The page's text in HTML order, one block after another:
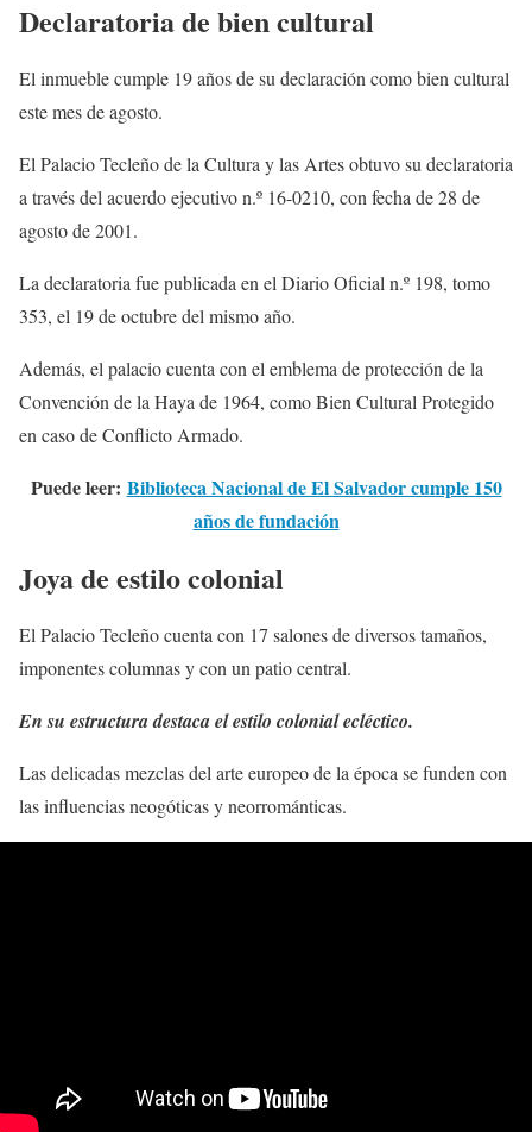
Declaratoria de bien cultural
El inmueble cumple 19 años de su declaración como bien cultural
este mes de agosto.
El Palacio Tecleño de la Cultura y las Artes obtuvo su declaratoria
a través del acuerdo ejecutivo n.º 16-0210, con fecha de 28 de
agosto de 2001.
La declaratoria fue publicada en el Diario Oficial n.º 198, tomo
353, el 19 de octubre del mismo año.
Además, el palacio cuenta con el emblema de protección de la
Convención de la Haya de 1964, como Bien Cultural Protegido
en caso de Conflicto Armado.
Puede leer: Biblioteca Nacional de El Salvador cumple 150
años de fundación
Joya de estilo colonial
El Palacio Tecleño cuenta con 17 salones de diversos tamaños,
imponentes columnas y con un patio central.
En su estructura destaca el estilo colonial ecléctico.
Las delicadas mezclas del arte europeo de la época se funden con
las influencias neogóticas y neorrománticas.